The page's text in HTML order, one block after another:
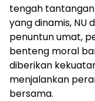
tengah
yang dinamis, NU
penuntun umat,
benteng moral
diberikan
menjalankan
bersama.